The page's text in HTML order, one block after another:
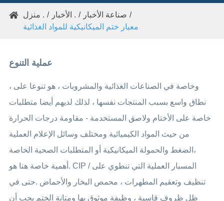
 منزل . الأخبار .
صناعة الأخبار
معيار ختم الميكانيكية للمواد الغذائية
عملية التنوع
، وخاصة في الصناعات الغذائية والمشروبات ، هو تنوعا على
نطاق واسع بسبب المنتجات نفسها ، لذلك لديهم أيضا متطلبات
خاصة على الأختام ولاصق المستخدمة - مقاومة درجات الحرارة
من حيث المواد الكيميائية ومختلف وسائل الإعلام العملية
،الضغط والحمولة الميكانيكية أو المتطلبات الصحية الخاصة
.أهمية خاصة هنا هو CIP / المسبار العملية التي تنطوي على
تنظيف وتعقيم المطهرات ، محمص البخار والأحماض .حتى في
ظل ظروف قاسية ، وظيفة موثوق بها ومتانة الختم يجب أن